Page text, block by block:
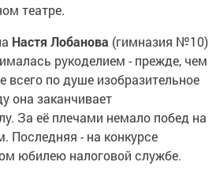
театре.
Настя Лобанова (гимназия №10)
рукоделием - прежде, чем
всего по душе изобразительное
она заканчивает
За её плечами немало побед на
Последняя - на конкурсе
юбилею налоговой службе.